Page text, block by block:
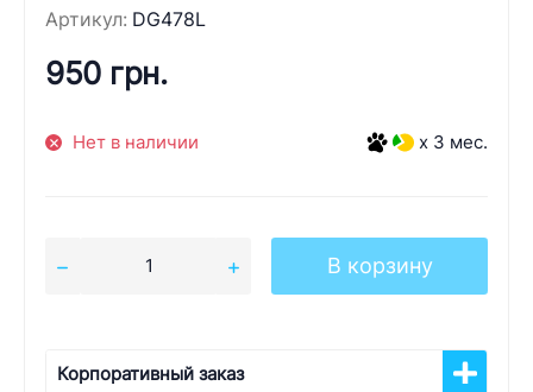
Артикул: DG478L
950 грн.
Нет в наличии x 3 мес.
В корзину
Корпоративный заказ